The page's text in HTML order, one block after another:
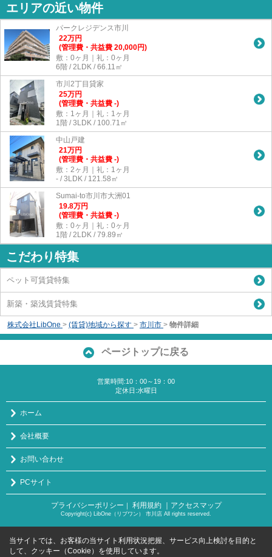
エリアの近い物件
パークレジデンス市川
22万円
(管理費・共益費 20,000円)
敷：0ヶ月｜礼：0ヶ月
6階 / 2LDK / 66.11㎡
市川2丁目貸家
25万円
(管理費・共益費 -)
敷：1ヶ月｜礼：1ヶ月
1階 / 3LDK / 100.71㎡
中山戸建
21万円
(管理費・共益費 -)
敷：2ヶ月｜礼：1ヶ月
- / 3LDK / 121.58㎡
Sumai-to市川市大洲01
19.8万円
(管理費・共益費 -)
敷：0ヶ月｜礼：0ヶ月
1階 / 2LDK / 79.89㎡
こだわり特集
ペット可賃貸特集
新築・築浅賃貸特集
株式会社LibOne > (賃貸)地域から探す > 市川市 > 物件詳細
ページトップに戻る
営業時間:10：00～19：00
定休日:水曜日
ホーム
会社概要
お問い合わせ
PCサイト
プライバシーポリシー ｜ 利用規約 ｜アクセスマップ
Copyright(c) LibOne（リブワン） 市川店 All rights reserved.
当サイトでは、お客様の当サイト利用状況把握、サービス向上検討を目的と
して、クッキー（Cookie）を使用しています。